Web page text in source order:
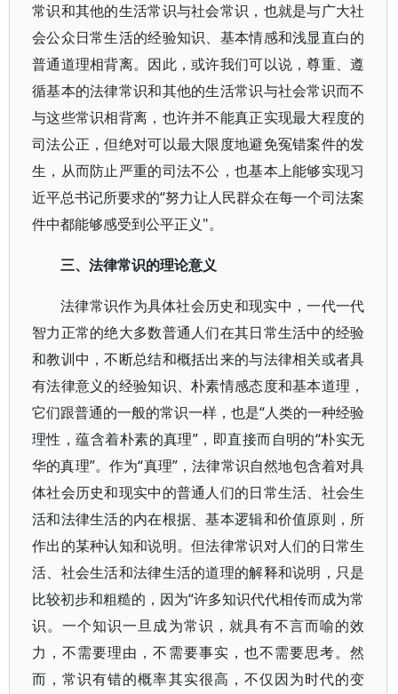
常识和其他的生活常识与社会常识，也就是与广大社
会公众日常生活的经验知识、基本情感和浅显直白的
普通道理相背离。因此，或许我们可以说，尊重、遵
循基本的法律常识和其他的生活常识与社会常识而不
与这些常识相背离，也许并不能真正实现最大程度的
司法公正，但绝对可以最大限度地避免冤错案件的发
生，从而防止严重的司法不公，也基本上能够实现习
近平总书记所要求的“努力让人民群众在每一个司法案
件中都能够感受到公平正义"。
三、法律常识的理论意义
法律常识作为具体社会历史和现实中，一代一代
智力正常的绝大多数普通人们在其日常生活中的经验
和教训中，不断总结和概括出来的与法律相关或者具
有法律意义的经验知识、朴素情感态度和基本道理，
它们跟普通的一般的常识一样，也是“人类的一种经验
理性，蕴含着朴素的真理”，即直接而自明的“朴实无
华的真理”。作为“真理”，法律常识自然地包含着对具
体社会历史和现实中的普通人们的日常生活、社会生
活和法律生活的内在根据、基本逻辑和价值原则，所
作出的某种认知和说明。但法律常识对人们的日常生
活、社会生活和法律生活的道理的解释和说明，只是
比较初步和粗糙的，因为“许多知识代代相传而成为常
识。一个知识一旦成为常识，就具有不言而喻的效
力，不需要理由，不需要事实，也不需要思考。然
而，常识有错的概率其实很高，不仅因为时代的变